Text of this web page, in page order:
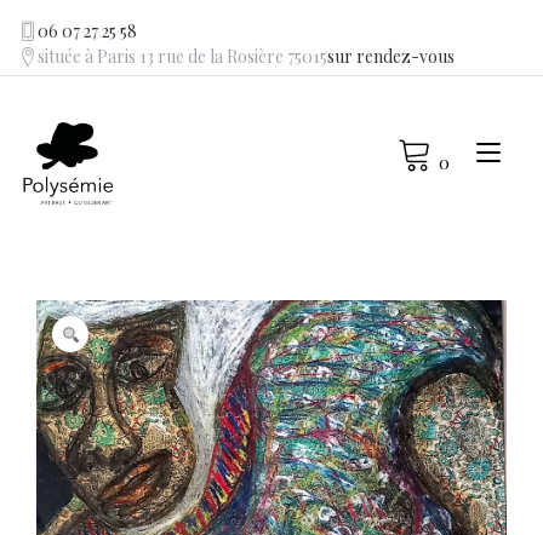
content
06 07 27 25 58
située à Paris 13 rue de la Rosière 75015sur rendez-vous
0